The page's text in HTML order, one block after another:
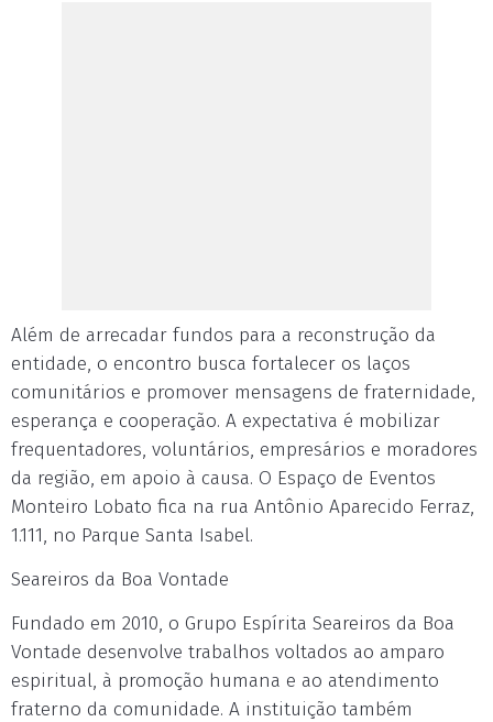
Além de arrecadar fundos para a reconstrução da
entidade, o encontro busca fortalecer os laços
comunitários e promover mensagens de fraternidade,
esperança e cooperação. A expectativa é mobilizar
frequentadores, voluntários, empresários e moradores
da região, em apoio à causa. O Espaço de Eventos
Monteiro Lobato fica na rua Antônio Aparecido Ferraz,
1.111, no Parque Santa Isabel.
Seareiros da Boa Vontade
Fundado em 2010, o Grupo Espírita Seareiros da Boa
Vontade desenvolve trabalhos voltados ao amparo
espiritual, à promoção humana e ao atendimento
fraterno da comunidade. A instituição também